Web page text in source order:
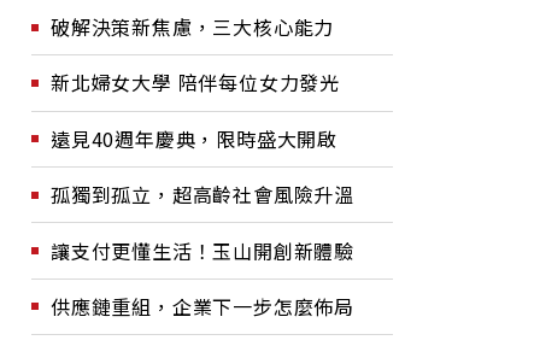
破解決策新焦慮，三大核心能力
新北婦女大學 陪伴每位女力發光
遠見40週年慶典，限時盛大開啟
孤獨到孤立，超高齡社會風險升溫
讓支付更懂生活！玉山開創新體驗
供應鏈重組，企業下一步怎麼佈局